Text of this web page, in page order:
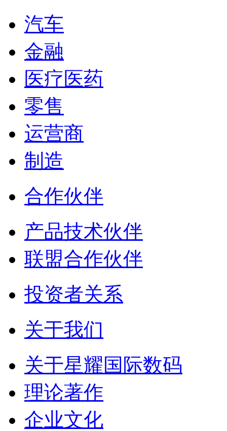
汽车
金融
医疗医药
零售
运营商
制造
合作伙伴
产品技术伙伴
联盟合作伙伴
投资者关系
关于我们
关于星耀国际数码
理论著作
企业文化